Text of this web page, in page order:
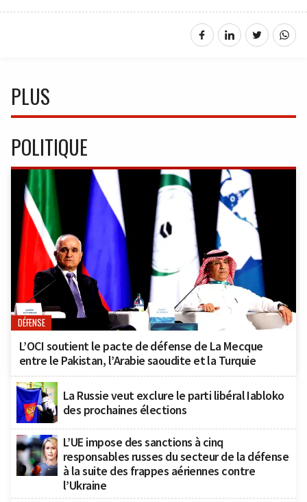
PLUS
POLITIQUE
DÉFENSE
L’OCI soutient le pacte de défense de La Mecque
entre le Pakistan, l’Arabie saoudite et la Turquie
La Russie veut exclure le parti libéral Iabloko
des prochaines élections
L’UE impose des sanctions à cinq
responsables russes du secteur de la défense
à la suite des frappes aériennes contre
l’Ukraine